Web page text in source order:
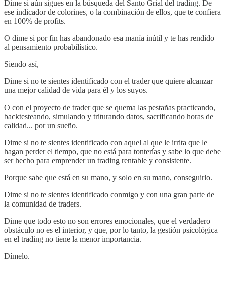
Dime si aún sigues en la búsqueda del Santo Grial del trading. De
ese indicador de colorines, o la combinación de ellos, que te confiera
en 100% de profits.
O dime si por fin has abandonado esa manía inútil y te has rendido
al pensamiento probabilístico.
Siendo así,
Dime si no te sientes identificado con el trader que quiere alcanzar
una mejor calidad de vida para él y los suyos.
O con el proyecto de trader que se quema las pestañas practicando,
backtesteando, simulando y triturando datos, sacrificando horas de
calidad... por un sueño.
Dime si no te sientes identificado con aquel al que le irrita que le
hagan perder el tiempo, que no está para tonterías y sabe lo que debe
ser hecho para emprender un trading rentable y consistente.
Porque sabe que está en su mano, y solo en su mano, conseguirlo.
Dime si no te sientes identificado conmigo y con una gran parte de
la comunidad de traders.
Dime que todo esto no son errores emocionales, que el verdadero
obstáculo no es el interior, y que, por lo tanto, la gestión psicológica
en el trading no tiene la menor importancia.
Dímelo.